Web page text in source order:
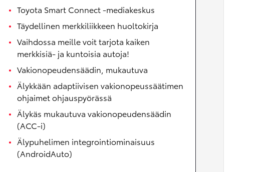
Toyota Smart Connect -mediakeskus
Täydellinen merkkiliikkeen huoltokirja
Vaihdossa meille voit tarjota kaiken
merkkisiä- ja kuntoisia autoja!
Vakionopeudensäädin, mukautuva
Älykkään adaptiivisen vakionopeussäätimen
ohjaimet ohjauspyörässä
Älykäs mukautuva vakionopeudensäädin
(ACC-i)
Älypuhelimen integrointiominaisuus
(AndroidAuto)